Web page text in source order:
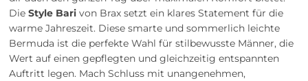
DieStyle Bari von Brax setzt ein klares Statement für die
warme Jahreszeit. Diese smarte und sommerlich leichte
Bermuda ist die perfekte Wahl für stilbewusste Männer, die
Wert auf einen gepflegten und gleichzeitig entspannten
Auftritt legen. Mach Schluss mit unangenehmen,